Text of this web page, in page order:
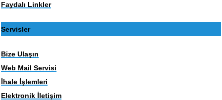
Faydalı Linkler
Servisler
Bize Ulaşın
Web Mail Servisi
İhale İşlemleri
Elektronik İletişim